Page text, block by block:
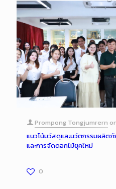
Prompong Tongjumrern
แนวโน้มวัสดุและนวัตกรรมผลิต
และการจัดดอกไม้ยุคใหม่
0